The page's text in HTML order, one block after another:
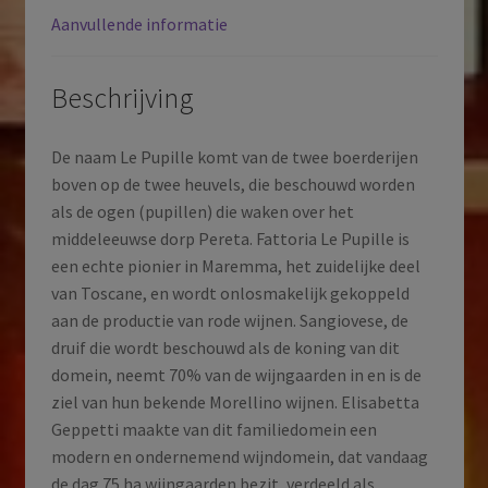
2022
Aanvullende informatie
Beschrijving
De naam Le Pupille komt van de twee boerderijen
boven op de twee heuvels, die beschouwd worden
als de ogen (pupillen) die waken over het
middeleeuwse dorp Pereta. Fattoria Le Pupille is
een echte pionier in Maremma, het zuidelijke deel
van Toscane, en wordt onlosmakelijk gekoppeld
aan de productie van rode wijnen. Sangiovese, de
druif die wordt beschouwd als de koning van dit
domein, neemt 70% van de wijngaarden in en is de
ziel van hun bekende Morellino wijnen. Elisabetta
Geppetti maakte van dit familiedomein een
modern en ondernemend wijndomein, dat vandaag
de dag 75 ha wijngaarden bezit, verdeeld als